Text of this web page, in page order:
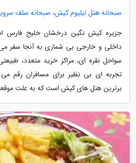
صبحانه هتل لیلیوم کیش، صبحانه سلف
جزیره کیش نگین درخشان خلیج فارس
داخلی و خارجی بی شماری به آنجا سفر می
سواحل نقره ای، مراکز خرید متعدد،
تجربه ای بی نظیر برای مسافران رقم
برترین هتل های کیش است که به علت